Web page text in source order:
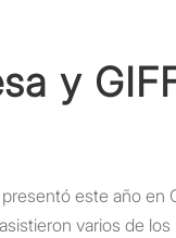
y
este año en
varios de